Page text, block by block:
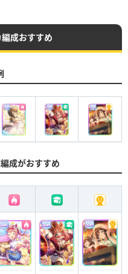
成おすすめ
成がおすすめ